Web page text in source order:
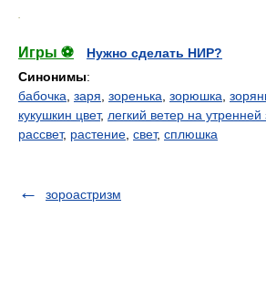
Игры ⚽
Нужно сделать НИР?
Синонимы:
бабочка заря зоренька зорюшка
кукушкин цвет, легкий ветер на утренней
рассвет, растение свет, сплюшка
зороастризм